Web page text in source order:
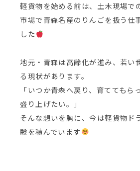
軽貨物を始める前は、土木現場で
市場で青森名産のりんごを扱う仕
した
地元・青森は高齢化が進み、若い
る現状があります。
「いつか青森へ戻り、育ててもら
盛り上げたい。」
そんな想いを胸に、今は軽貨物ド
験を積んでいます